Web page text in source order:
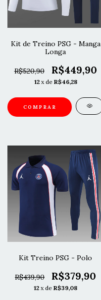
Kit de Treino PSG - Manga
Longa
R$520,90 R$449,90
12 x de R$46,28
COMPRAR
Kit Treino PSG - Polo
R$439,90 R$379,90
12 x de R$39,08